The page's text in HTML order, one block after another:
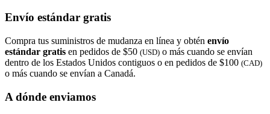
Envío estándar gratis
Compra tus suministros de mudanza en línea y obtén envío
estándar gratis en pedidos de $50 (USD) o más cuando se envían
dentro de los Estados Unidos contiguos o en pedidos de $100 (CAD)
o más cuando se envían a Canadá.
A dónde enviamos